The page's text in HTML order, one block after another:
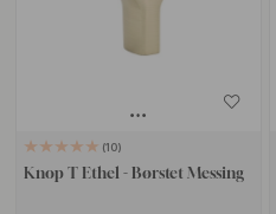
10
Knop T Ethel - Børstet Messing